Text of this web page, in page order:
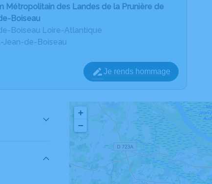
Métropolitain des Landes de la Prunière de
Boiseau
Boiseau Loire-Atlantique
Jean-de-Boiseau
Je rends hommage
+
−